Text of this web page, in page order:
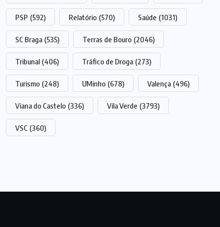
PSP (592) Relatório (570) Saúde (1031)
SC Braga (535) Terras de Bouro (2046)
Tribunal (406) Tráfico de Droga (273)
Turismo (248) UMinho (678) Valença (496)
Viana do Castelo (336) Vila Verde (3793)
VSC (360)